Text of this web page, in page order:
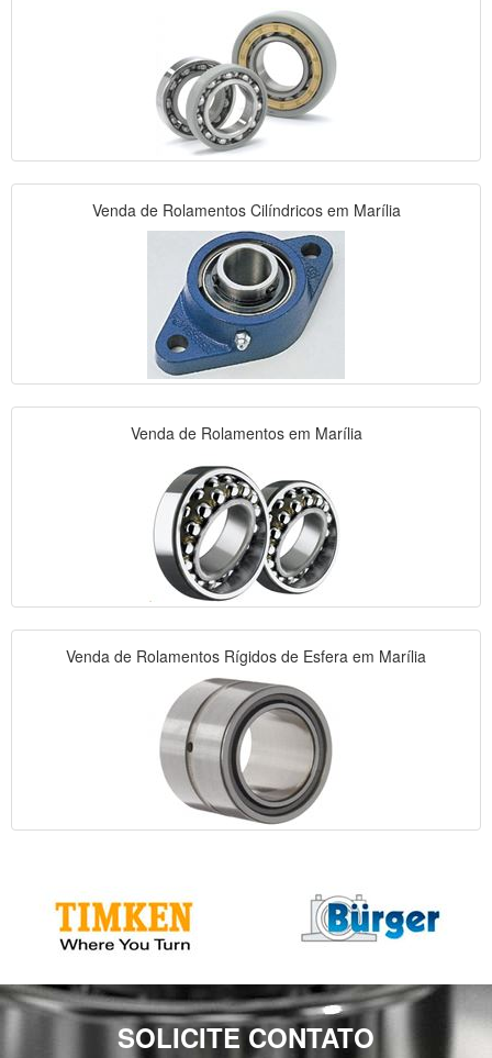
Venda de Rolamentos Cilíndricos em Marília
Venda de Rolamentos em Marília
Venda de Rolamentos Rígidos de Esfera em Marília
SOLICITE CONTATO